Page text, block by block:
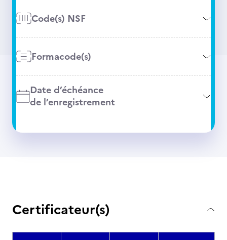
Code(s) NSF
Formacode(s)
Date d’échéance
de l’enregistrement
Certificateur(s)